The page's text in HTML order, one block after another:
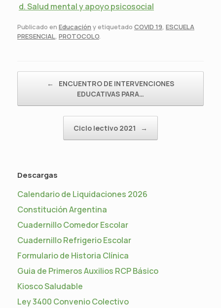
d. Salud mental y apoyo psicosocial
Publicado en Educación y etiquetado COVID 19, ESCUELA
PRESENCIAL, PROTOCOLO.
←
ENCUENTRO DE INTERVENCIONES
EDUCATIVAS PARA…
Ciclo lectivo 2021 →
Descargas
Calendario de Liquidaciones 2026
Constitución Argentina
Cuadernillo Comedor Escolar
Cuadernillo Refrigerio Escolar
Formulario de Historia Clínica
Guia de Primeros Auxilios RCP Básico
Kiosco Saludable
Ley 3400 Convenio Colectivo